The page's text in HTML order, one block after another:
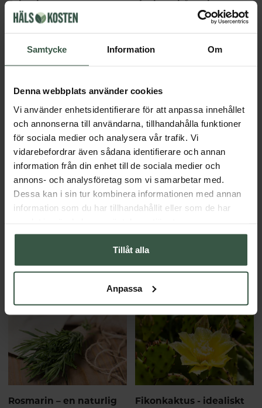
Samtycke Information Om
Denna webbplats använder cookies
Vi använder enhetsidentifierare för att anpassa innehållet
och annonserna till användarna, tillhandahålla funktioner
för sociala medier och analysera vår trafik. Vi
vidarebefordrar även sådana identifierare och annan
information från din enhet till de sociala medier och
annons- och analysföretag som vi samarbetar med.
Dessa kan i sin tur kombinera informationen med annan
information som du har tillhandahållit eller som de har
Tillåt alla
Anpassa
Jabushe
Hudvården från Jabushe är en
väl dokumenterad effekt och är
baserad på gedigen svensk
tjockare hår och mer
Många kvinnor – och även män –
önskar sig ett tjockare och mer
normalt. Här får du lära dig mer
bäst vårdar och stylar dig till en
fylligare kalufs.
Weleda - 100% naturliga
Weleda har sedan 100 år tillbaka
Deras produkter är framtagna
med 100% naturligt certifierade
Behandlingsmeny
GERD. Vår hudterapeut Marie
Cidesco examen, och hon är även
utbildad näringsterapeut. Hon
hudvård - och kan även ge kost-
och näringsråd i samband med
din behandling. Här kan du
botanisera och välja bland alla
härliga behandlingar.
Rosmarin – en naturlig
Fikonkaktus - idealiskt